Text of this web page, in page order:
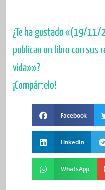
¿Te ha gustado «(19/11/
publican un libro con sus
vida»»?
¡Compártelo!
Facebook
LinkedIn
WhatsApp